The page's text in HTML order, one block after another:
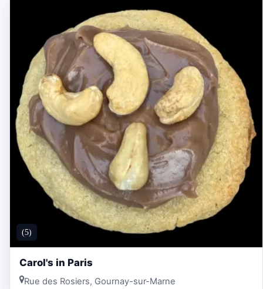
(5)
Carol's in Paris
Rue des Rosiers, Gournay-sur-Marne